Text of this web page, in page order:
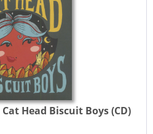
Cat Head Biscuit Boys (CD)